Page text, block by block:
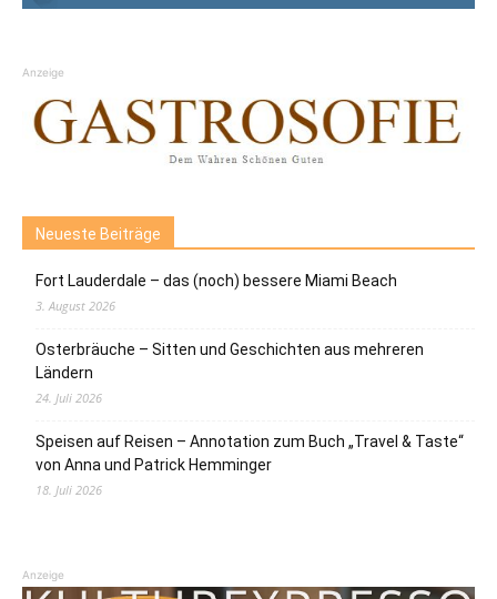
Anzeige
Neueste Beiträge
Fort Lauderdale – das (noch) bessere Miami Beach
3. August 2026
Osterbräuche – Sitten und Geschichten aus mehreren
Ländern
24. Juli 2026
Speisen auf Reisen – Annotation zum Buch „Travel & Taste“
von Anna und Patrick Hemminger
18. Juli 2026
Anzeige